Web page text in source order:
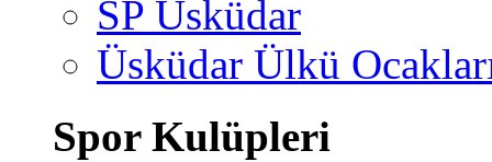
SP Üsküdar
Üsküdar Ülkü
Spor Kulüpleri